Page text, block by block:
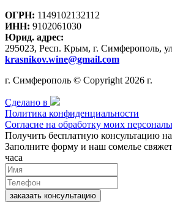
ОГРН: 1149102132112
ИНН: 9102061030
Юрид. адрес:
295023, Респ. Крым, г. Симферополь,
krasnikov.wine@gmail.com
г. Симферополь © Copyright 2026 г.
Сделано в
Политика конфиденциальности
Согласие на обработку моих
Получить бесплатную консультацию
Заполните форму и наш сомелье
часа
заказать консультацию